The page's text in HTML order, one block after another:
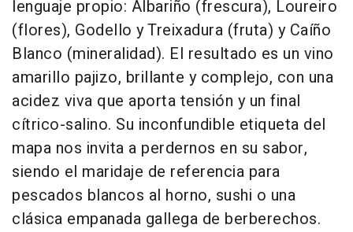
lenguaje propio: Albariño (frescura), Loureiro
(flores), Godello y Treixadura (fruta) y Caíño
Blanco (mineralidad). El resultado es un vino
amarillo pajizo, brillante y complejo, con una
acidez viva que aporta tensión y un final
cítrico-salino. Su inconfundible etiqueta del
mapa nos invita a perdernos en su sabor,
siendo el maridaje de referencia para
pescados blancos al horno, sushi o una
clásica empanada gallega de berberechos.